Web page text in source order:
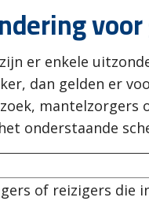
er enkele
dan gelden er
mantelzorgers
onderstaande
of reizigers die